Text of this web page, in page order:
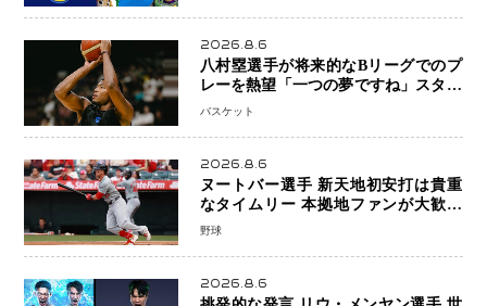
2026.8.6
八村塁選手が将来的なBリーグでのプ
レーを熱望「一つの夢ですね」スター
帰還がリーグ価値を押し上げる可能性
バスケット
2026.8.6
ヌートバー選手 新天地初安打は貴重
なタイムリー 本拠地ファンが大歓声
笑顔で歓喜
野球
2026.8.6